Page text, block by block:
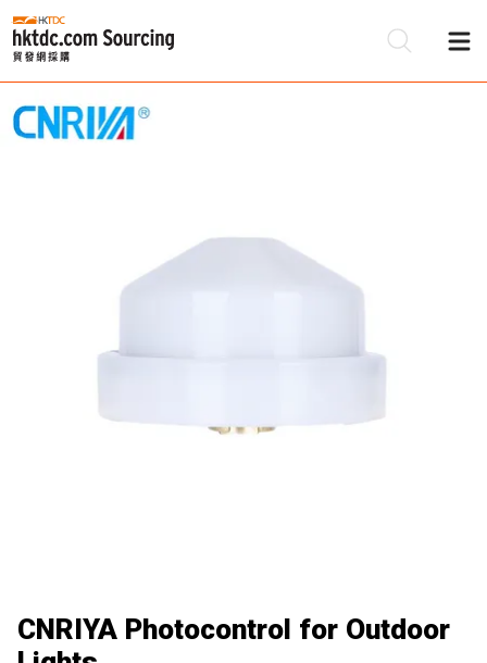
CNRIYA Photocontrol for Outdoor